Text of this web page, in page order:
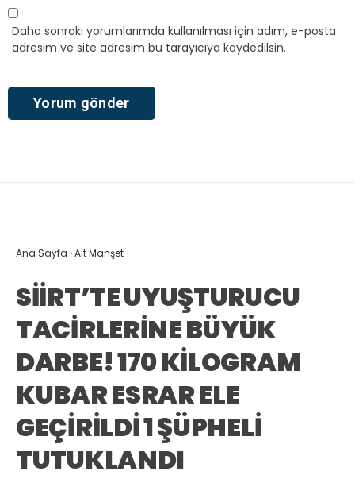
Daha sonraki yorumlarımda kullanılması için adım, e-posta
adresim ve site adresim bu tarayıcıya kaydedilsin.
Ana Sayfa ›Alt Manşet
SİİRT’TE UYUŞTURUCU
TACİRLERİNE BÜYÜK
DARBE! 170 KİLOGRAM
KUBAR ESRAR ELE
GEÇİRİLDİ 1 ŞÜPHELİ
TUTUKLANDI